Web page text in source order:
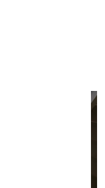
в начале
роскошно.
каждый год при
Это просто